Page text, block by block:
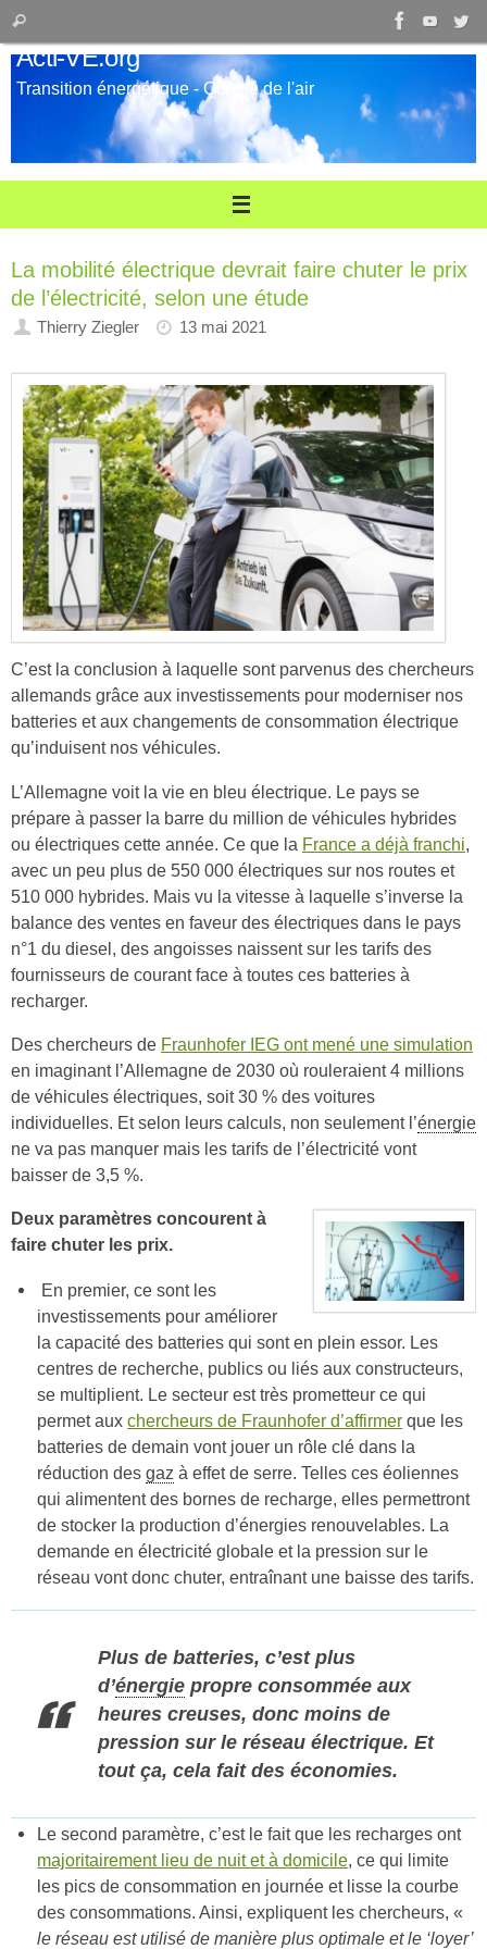
Passer
au
contenu
pour
:
Rechercher
Acti-VE.org
Transition énergétique - Qualité de l'air
La mobilité électrique devrait faire chuter le prix
de l’électricité, selon une étude
Thierry Ziegler 13 mai 2021
C’est la conclusion à laquelle sont parvenus des chercheurs
allemands grâce aux investissements pour moderniser nos
batteries et aux changements de consommation électrique
qu’induisent nos véhicules.
L’Allemagne voit la vie en bleu électrique. Le pays se
prépare à passer la barre du million de véhicules hybrides
ou électriques cette année. Ce que la France a déjà franchi
avec un peu plus de 550 000 électriques sur nos routes et
510 000 hybrides. Mais vu la vitesse à laquelle s’inverse la
balance des ventes en faveur des électriques dans le pays
n°1 du diesel, des angoisses naissent sur les tarifs des
fournisseurs de courant face à toutes ces batteries à
recharger.
Des chercheurs de Fraunhofer IEG ont mené une simulation
en imaginant l’Allemagne de 2030 où rouleraient 4 millions
de véhicules électriques, soit 30 % des voitures
individuelles. Et selon leurs calculs, non seulement l’énergie
ne va pas manquer mais les tarifs de l’électricité vont
baisser de 3,5 %.
Deux paramètres concourent à
faire chuter les prix.
En premier, ce sont les
investissements pour améliorer
la capacité des batteries qui sont en plein essor. Les
centres de recherche, publics ou liés aux constructeurs,
se multiplient. Le secteur est très prometteur ce qui
permet auxchercheurs de Fraunhofer d’affirmer que les
batteries de demain vont jouer un rôle clé dans la
réduction desgaz à effet de serre. Telles ces éoliennes
qui alimentent des bornes de recharge, elles permettront
de stocker la production d’énergies renouvelables. La
demande en électricité globale et la pression sur le
réseau vont donc chuter, entraînant une baisse des tarifs.
Plus de batteries, c’est plus
d’énergie propre consommée aux
heures creuses, donc moins de
pression sur le réseau électrique. Et
tout ça, cela fait des économies.
Le second paramètre, c’est le fait que les recharges ont
majoritairement lieu de nuit et à domicile, ce qui limite
les pics de consommation en journée et lisse la courbe
des consommations. Ainsi, expliquent les chercheurs, «
le réseau est utilisé de manière plus optimale et le ‘loyer’